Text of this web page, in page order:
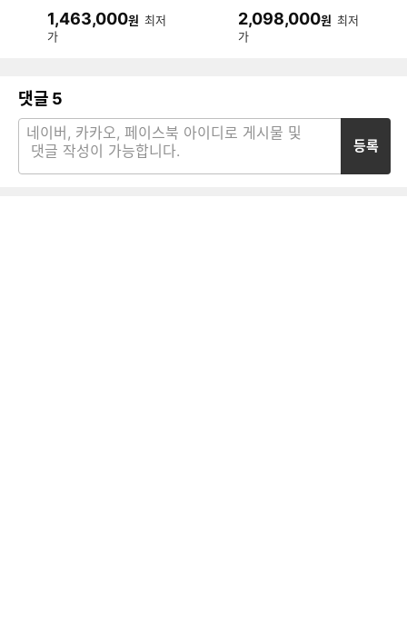
56GB)
1,463,000원 최저
가
GB)
2,098,000원 최저
가
댓글 5
등록